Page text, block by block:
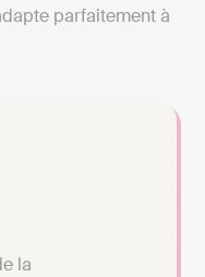
parfaitement à
la